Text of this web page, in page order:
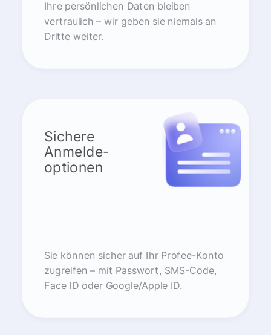
Ihre persönlichen Daten bleiben
vertraulich – wir geben sie niemals an
Dritte weiter.
Sichere
Anmelde-
optionen
Sie können sicher auf Ihr Profee-Konto
zugreifen – mit Passwort, SMS-Code,
Face ID oder Google/Apple ID.